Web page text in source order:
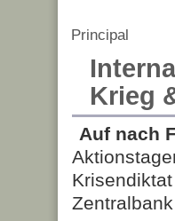
Principal
Krieg
Auf nach